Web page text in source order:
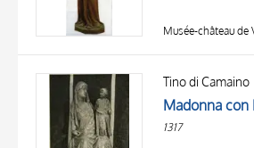
Musée-château de
Tino di Camaino
1317